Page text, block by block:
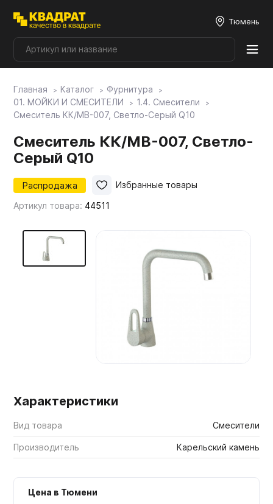
Тюмень
Плитные материалы
Мой ЭГГЕР
Фасады
Мебельные образцы, каталоги
Главная Каталог
Фурнитура
01. МОЙКИ И СМЕСИТЕЛИ
1.4. Смесители
Смеситель КК/МВ-007, Светло-Серый Q10
Смеситель КК/МВ-007, Светло-
Серый Q10
Распродажа
Артикул товара: 44511
Избранные товары
Характеристики
Вид товара Смесители
Производитель Карельский камень
Цена в Тюмени